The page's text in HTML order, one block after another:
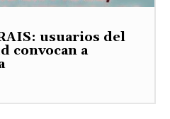
usuarios del
convocan a